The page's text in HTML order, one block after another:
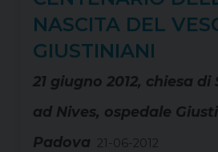
NASCITA DEL
GIUSTINIANI
21 giugno 2012, chiesa
ad Nives, ospedale
Padova 21-06-2012